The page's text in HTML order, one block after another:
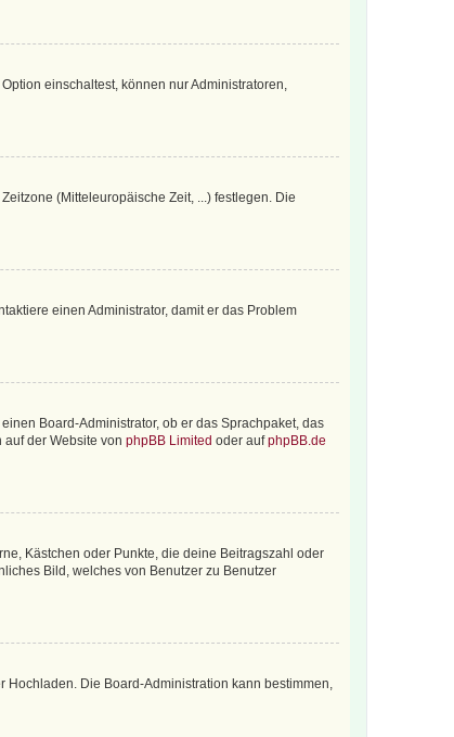
einschaltest, können nur Administratoren,
(Mitteleuropäische Zeit, ...) festlegen. Die
einen Administrator, damit er das Problem
Board-Administrator, ob er das Sprachpaket, das
der Website von phpBB Limited oder aufphpBB.de
Kästchen oder Punkte, die deine Beitragszahl oder
Bild, welches von Benutzer zu Benutzer
Die Board-Administration kann bestimmen,